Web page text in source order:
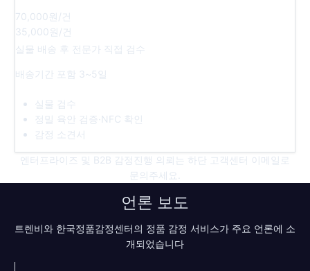
70,000원 /건
35,000원 /건
실물 배송 후 전문가 직접 검수
배송기간 포함 3~5일
실물 검수
정밀 육안 검증·NFC 확인
감정 소견서
엔터프라이즈 및 B2B 감정진행 의뢰는 하단 고객센터 이메일로
문의주세요.
언론 보도
트렌비와 한국정품감정센터의 정품 감정 서비스가 주요 언론에 소
개되었습니다